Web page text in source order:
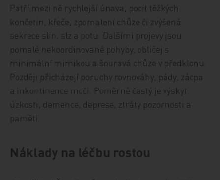
Patří mezi ně rychlejší únava, pocit těžkých
končetin, křeče, zpomalení chůze či zvýšená
sekrece slin, slz a potu. Dalšími projevy jsou
pomalé nekoordinované pohyby, obličej s
minimální mimikou a šouravá chůze v předklonu.
Později přicházejí poruchy rovnováhy, pády, zácpa
a inkontinence moči. Poměrně častý je výskyt
úzkosti, demence, deprese, ztráty pozornosti a
paměti.
Náklady na léčbu rostou